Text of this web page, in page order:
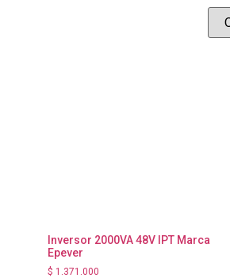
Inversor 2000VA 48V IPT Marca
Epever
$ 1.371.000